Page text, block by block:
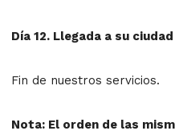
Día 12. Llegada a su
Fin de nuestros servicios.
Nota: El orden de las